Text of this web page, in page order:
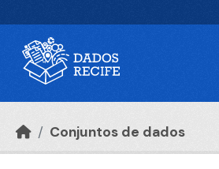
Conjuntos de dados